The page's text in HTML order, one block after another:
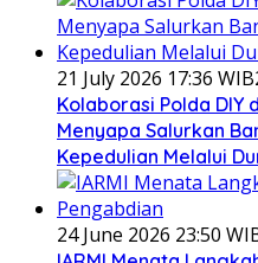
21 July 2026 17:36 WIB
Kolaborasi Polda DIY
Menyapa Salurkan
Kepedulian Melalui
24 June 2026 23:50